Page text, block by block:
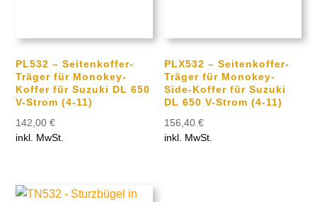
PL532 – Seitenkoffer-
Träger für Monokey-
Koffer für Suzuki DL 650
V-Strom (4-11)
142,00€
inkl. MwSt.
PLX532 – Seitenkoffer-
Träger für Monokey-
Side-Koffer für Suzuki
DL 650 V-Strom (4-11)
156,40€
inkl. MwSt.